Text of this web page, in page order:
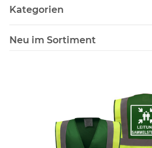
Kategorien
Neu im Sortiment